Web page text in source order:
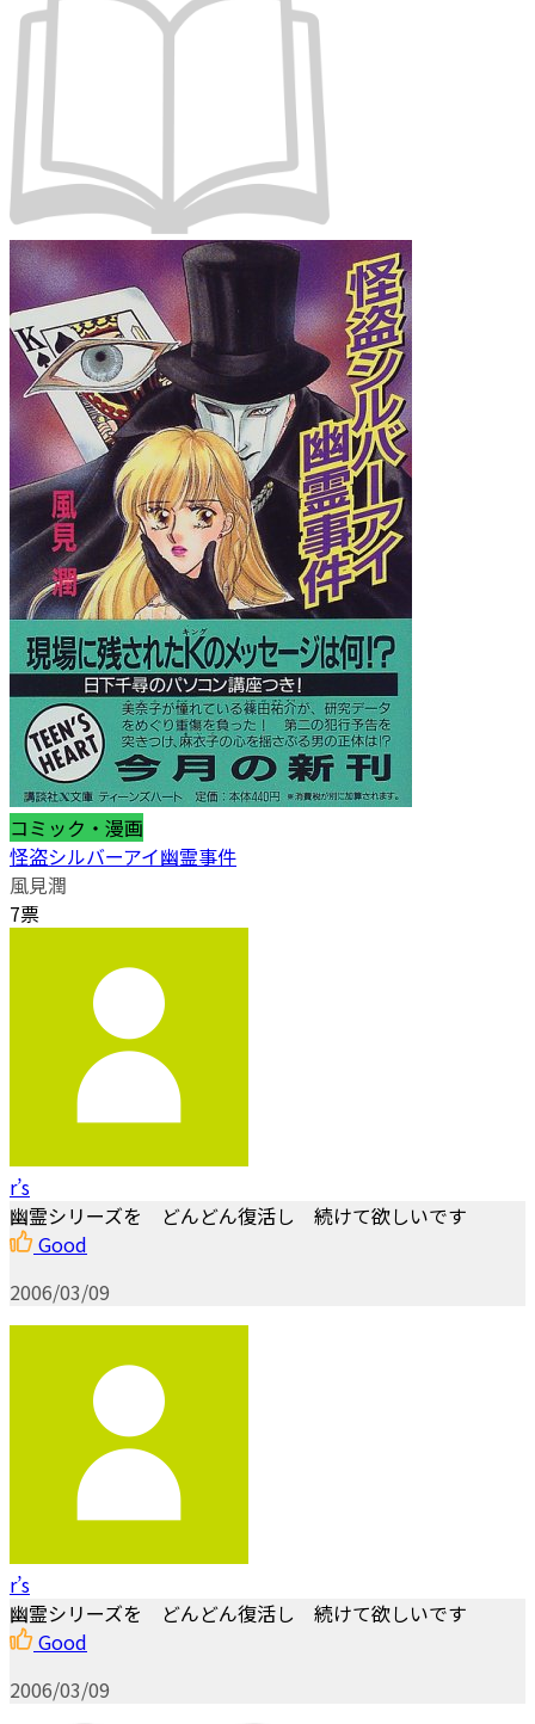
コミック・漫画
怪盗シルバーアイ幽霊事件
風見潤
7票
r’s
幽霊シリーズを どんどん復活し 続けて欲しいです
Good
2006/03/09
r’s
幽霊シリーズを どんどん復活し 続けて欲しいです
Good
2006/03/09